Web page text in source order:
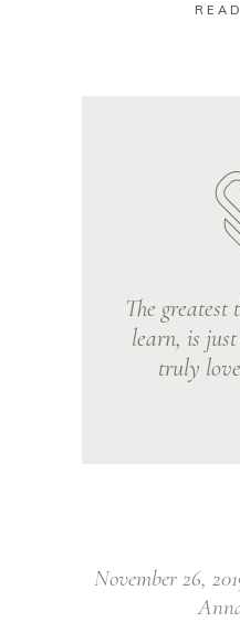
The greatest
learn, is
truly
November 26,